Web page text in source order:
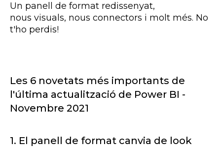
Un panell de format redissenyat,
nous visuals, nous connectors i molt més. No
t'ho perdis!
Les 6 novetats més importants de
l'última actualització de Power BI -
Novembre 2021
1. El panell de format canvia de look